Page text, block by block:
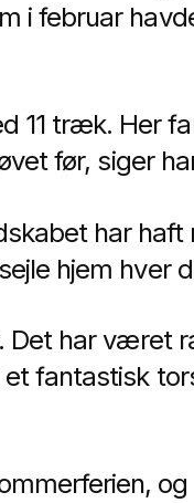
i februar
11 træk. Her
før, siger
har haft
hjem hver
Det har været
fantastisk